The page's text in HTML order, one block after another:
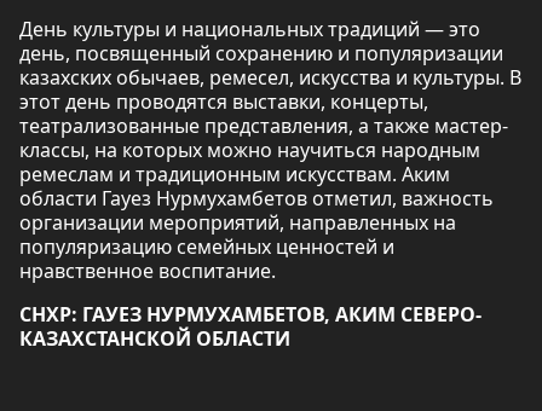
День культуры и национальных традиций — это
день, посвященный сохранению и популяризации
казахских обычаев, ремесел, искусства и культуры. В
этот день проводятся выставки, концерты,
театрализованные представления, а также мастер-
классы, на которых можно научиться народным
ремеслам и традиционным искусствам. Аким
области Гауез Нурмухамбетов отметил, важность
организации мероприятий, направленных на
популяризацию семейных ценностей и
нравственное воспитание.
СНХР: ГАУЕЗ НУРМУХАМБЕТОВ, АКИМ СЕВЕРО-
КАЗАХСТАНСКОЙ ОБЛАСТИ